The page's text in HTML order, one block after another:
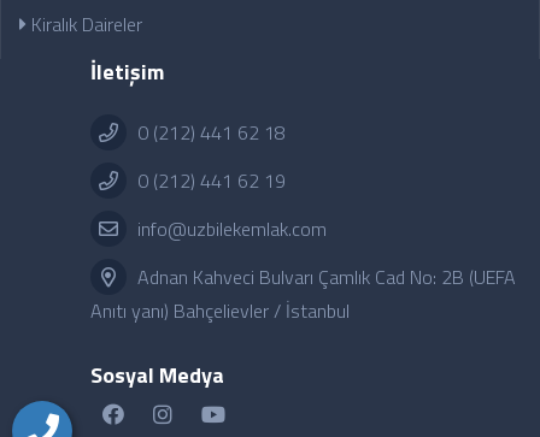
Kiralık Daireler
İletişim
0 (212) 441 62 18
0 (212) 441 62 19
info@uzbilekemlak.com
Adnan Kahveci Bulvarı Çamlık Cad No: 2B (UEFA
Anıtı yanı) Bahçelievler / İstanbul
Sosyal Medya